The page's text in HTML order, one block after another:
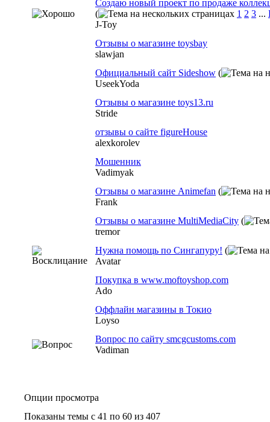
Создаю новый проект по продаже
(
1 2 3 ...
J-Toy
Отзывы о магазине toysbay
slawjan
Официальный сайт Sideshow (
UseekYoda
Отзывы о магазине toys13.ru
Stride
отзывы о сайте figureHouse
alexkorolev
Мошенник
Vadimyak
Отзывы о магазине Animefan (
Frank
Отзывы о магазине MultiMediaCity (
tremor
Нужна помощь по Сингапуру! (
Avatar
Покупка в www.moftoyshop.com
Ado
Оффлайн магазины в Токио
Loyso
Вопрос по сайту smcgcustoms.com
Vadiman
Опции просмотра
Показаны темы с 41 по 60 из 407